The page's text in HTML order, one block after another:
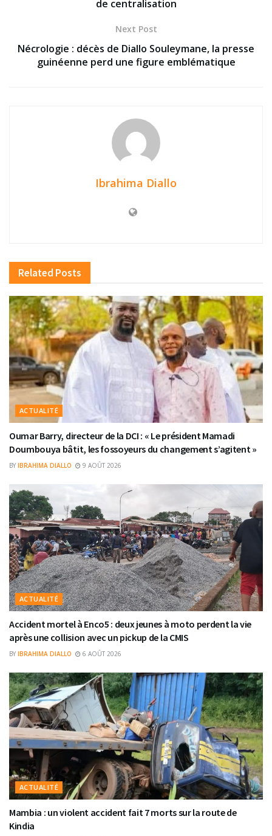
de centralisation
Next Post
Nécrologie : décès de Diallo Souleymane, la presse
guinéenne perd une figure emblématique
Ibrahima Diallo
Related Posts
ACTUALITÉ
Oumar Barry, directeur de la DCI : « Le président Mamadi
Doumbouya bâtit, les fossoyeurs du changement s’agitent »
BY IBRAHIMA DIALLO 9 AOÛT 2026
ACTUALITÉ
Accident mortel à Enco5 : deux jeunes à moto perdent la vie
après une collision avec un pickup de la CMIS
BY IBRAHIMA DIALLO 6 AOÛT 2026
ACTUALITÉ
Mambia : un violent accident fait 7 morts sur la route de
Kindia